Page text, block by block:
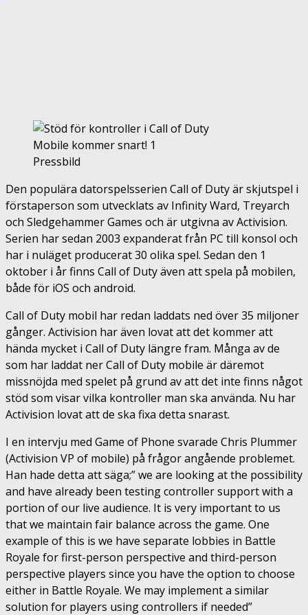
Pressbild
Den populära datorspelsserien Call of Duty är skjutspel i
förstaperson som utvecklats av Infinity Ward, Treyarch
och Sledgehammer Games och är utgivna av Activision.
Serien har sedan 2003 expanderat från PC till konsol och
har i nuläget producerat 30 olika spel. Sedan den 1
oktober i år finns Call of Duty även att spela på mobilen,
både för iOS och android.
Call of Duty mobil har redan laddats ned över 35 miljoner
gånger. Activision har även lovat att det kommer att
hända mycket i Call of Duty längre fram. Många av de
som har laddat ner Call of Duty mobile är däremot
missnöjda med spelet på grund av att det inte finns något
stöd som visar vilka kontroller man ska använda. Nu har
Activision lovat att de ska fixa detta snarast.
I en intervju med Game of Phone svarade Chris Plummer
(Activision VP of mobile) på frågor angående problemet.
Han hade detta att säga;” we are looking at the possibility
and have already been testing controller support with a
portion of our live audience. It is very important to us
that we maintain fair balance across the game. One
example of this is we have separate lobbies in Battle
Royale for first-person perspective and third-person
perspective players since you have the option to choose
either in Battle Royale. We may implement a similar
solution for players using controllers if needed”